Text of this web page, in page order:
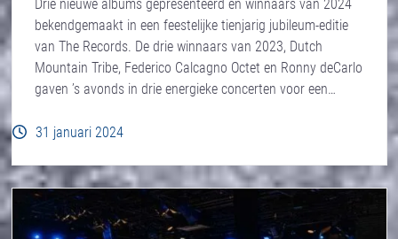
bekendgemaakt in een feestelijke tienjarig jubileum-editie
van The Records. De drie winnaars van 2023, Dutch
Mountain Tribe, Federico Calcagno Octet en Ronny deCarlo
gaven ’s avonds in drie energieke concerten voor een…
31 januari 2024